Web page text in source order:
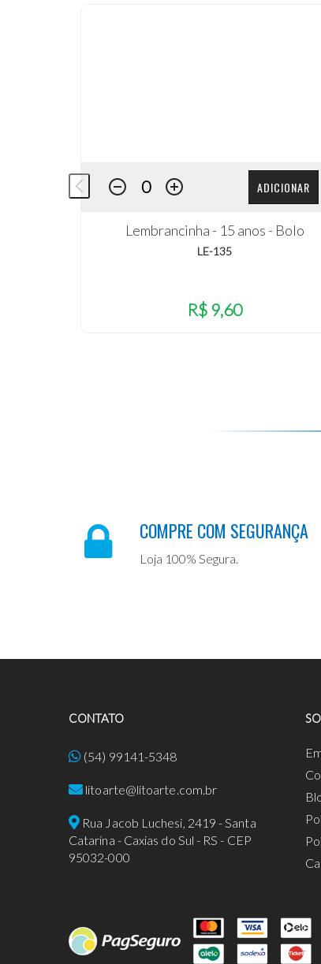
ADICIONAR
Lembrancinha - 15 anos - Bolo
LE-135
R$ 9,60
COMPRE COM SEGURANÇA
Loja 100% Segura.
CONTATO
(54) 99141-5348
litoarte@litoarte.com.br
Rua Jacob Luchesi, 2419 - Santa
Catarina - Caxias do Sul - RS - CEP
95032-000